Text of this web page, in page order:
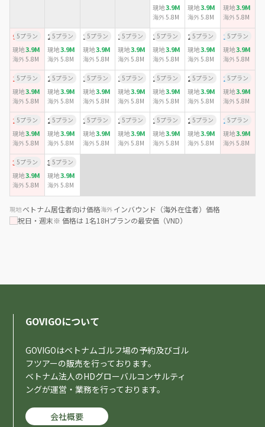
現地3.9M
海外5.8M
現地3.9M
海外5.8M
現地3.9M
海外5.8M
9 5プラン
現地3.9M
海外5.8M
105プラン
現地3.9M
海外5.8M
115プラン
現地3.9M
海外5.8M
125プラン
現地3.9M
海外5.8M
135プラン
現地3.9M
海外5.8M
145プラン
現地3.9M
海外5.8M
155プラン
現地3.9M
海外5.8M
165プラン
現地3.9M
海外5.8M
175プラン
現地3.9M
海外5.8M
185プラン
現地3.9M
海外5.8M
195プラン
現地3.9M
海外5.8M
205プラン
現地3.9M
海外5.8M
215プラン
現地3.9M
海外5.8M
225プラン
現地3.9M
海外5.8M
235プラン
現地3.9M
海外5.8M
245プラン
現地3.9M
海外5.8M
255プラン
現地3.9M
海外5.8M
265プラン
現地3.9M
海外5.8M
275プラン
現地3.9M
海外5.8M
285プラン
現地3.9M
海外5.8M
295プラン
現地3.9M
海外5.8M
305プラン
現地3.9M
海外5.8M
315プラン
現地3.9M
海外5.8M
現地 ベトナム居住者向け価格海外 インバウンド（海外在住者）価格
祝日・週末※ 価格は 1名18Hプランの最安価（VND）
GOVIGOについて
GOVIGOはベトナムゴルフ場の予約及びゴル
フツアーの販売を行っております。
ベトナム法人のHDグローバルコンサルティ
ングが運営・業務を行っております。
会社概要